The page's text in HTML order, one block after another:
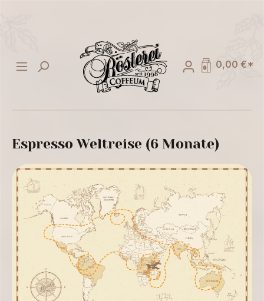
0,00 €*
Espresso Weltreise (6 Monate)